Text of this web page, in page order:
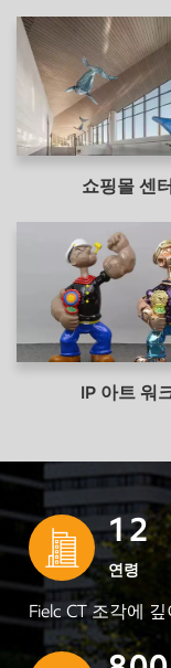
자.맞춤형 서비스
크기 및 재료를 다
합니다. 우리 팀은
거나 고객의 창의
풍부한 경험을 가
수십 미터에 이르
계에서 가장 인기
어떤 조각 꿈을 염
이 생길 것입니다
공장, 한 조각은 또
는 경험이 풍부한
가진 팀이있어 고
꿀 수 있습니다.3
있습니다.4 、 고급
기술이 장착되어
위해 조각품을 효
、 재료 선택 : 공
구에 따라 다양한
특정 요구 사항을
: 공장은 설계, 제
쇼핑몰 센터
IP 아트 워
12
연령
Fielc CT 조각에